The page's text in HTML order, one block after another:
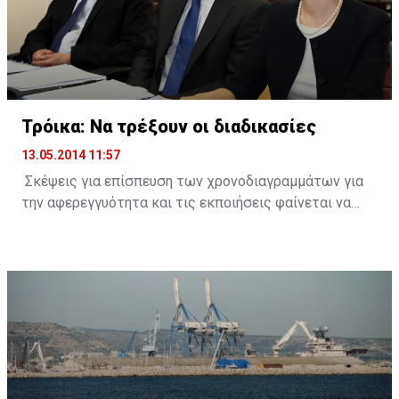
της χώρας - έχει περατώσει σε συντομότατο χρόνο,
λαμβάνοντας υπόψη την πολυπλοκότητα του θέματος,
μια έρευνα με συγκεκριμένα πορίσματα τα οποία,
χωρίς αμφιβολία, είμαι βέβαιος ότι θα βοηθήσουν και
τον φέροντα την ευθύνη, τον Γενικό Εισαγγελέα, για
δίωξη και τιμωρία των όσων ενέχονται στο έγκλημα
κατά της οικονομίας του τόπου».
Τρόικα: Να τρέξουν οι διαδικασίες
13.05.2014 11:57
Σκέψεις για επίσπευση των χρονοδιαγραμμάτων για
την αφερεγγυότητα και τις εκποιήσεις φαίνεται να
(ΜΕΔ).
Πηγές από την Τρόικα δήλωσαν στο ΚΥΠΕ πως τόσο οι
μακροοικονομικές όσο και οι δημοσιονομικές
εξελίξεις είναι καλύτερες απ` ότι ανέμεναν οι
δανειστές και ως εκ τούτου δεν δικαιολογείται η
αύξηση των ΜΕΔ.